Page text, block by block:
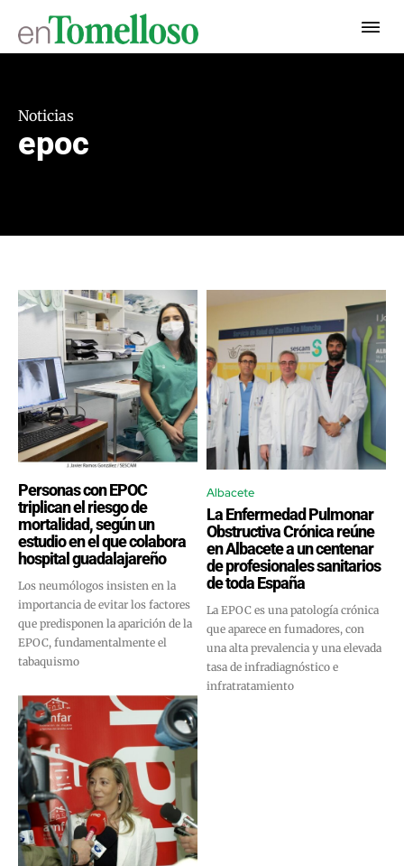
Noticias
epoc
Personas con EPOC
triplican el riesgo de
mortalidad, según un
estudio en el que colabora
hospital guadalajareño
Los neumólogos insisten en la
importancia de evitar los factores
que predisponen la aparición de la
EPOC, fundamentalmente el
tabaquismo
Albacete
La Enfermedad Pulmonar
Obstructiva Crónica reúne
en Albacete a un centenar
de profesionales sanitarios
de toda España
La EPOC es una patología crónica
que aparece en fumadores, con
una alta prevalencia y una elevada
tasa de infradiagnóstico e
infratratamiento